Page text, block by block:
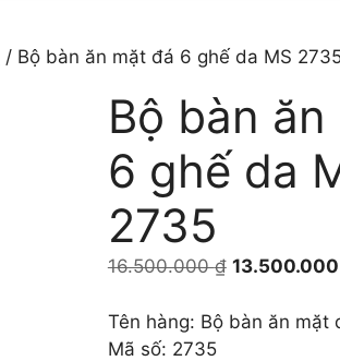
/ Bộ bàn ăn mặt đá 6 ghế da MS
Bộ bàn
6 ghế da
2735
16.500.000₫ Giá
là:
13.500.000
Tên hàng: Bộ bàn ăn mặt
Mã số: 2735